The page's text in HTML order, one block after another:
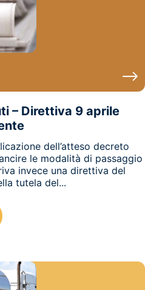
– Direttiva 9 aprile
dell’atteso decreto
le modalità di passaggio
invece una direttiva del
tutela del...